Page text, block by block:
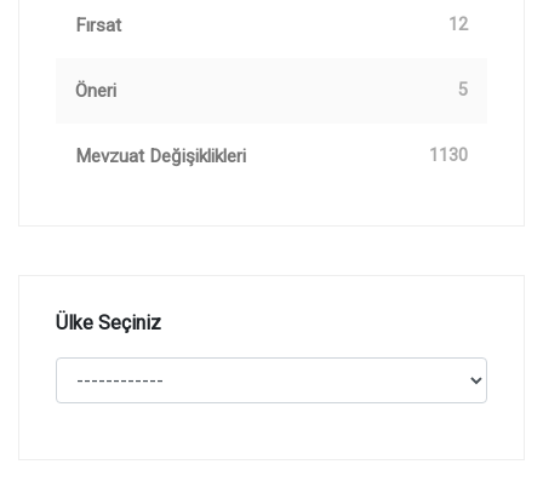
Fırsat 12
Öneri 5
Mevzuat Değişiklikleri 1130
Ülke Seçiniz